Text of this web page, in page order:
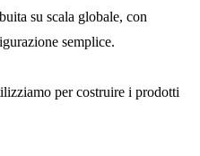
su scala globale, con
semplice.
per costruire i prodotti